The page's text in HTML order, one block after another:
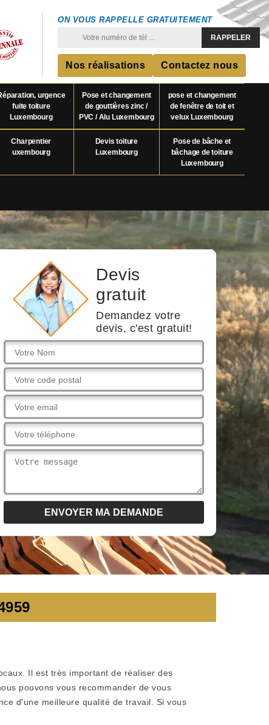
ON VOUS RAPPELLE GRATUITEMENT
Nos réalisations Contactez nous
urgence
fuite toiture
Luxembourg
Pose et changement
de gouttières zinc /
PVC / Alu Luxembourg
pose et changement
de fenêtre de toit et
velux Luxembourg
Charpentier
uxembourg
Devis toiture
Luxembourg
Pose de bâche et
bâchage de toiture
Luxembourg
Devis
gratuit
Demandez votre
devis, c'est gratuit!
Il est très important de réaliser des
pouvons vous recommander de vous
d'une meilleure qualité de travail. Si vous